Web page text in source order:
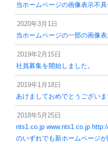
当ホームページの画像表示不具
2020年3月1日
当ホームページの一部の画像表
2019年2月15日
社員募集を開始しました。
2019年1月18日
あけましておめでとうございま
2018年5月25日
nts1.co.jp www.nts1.co.jp
のいずれでも新ホームページが